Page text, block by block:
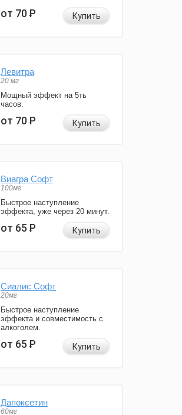
от 70Р Купить
Левитра
20 мг
Мощный эффект на 5ть
часов.
от 70Р Купить
Виагра Софт
100мг
Быстрое наступление
эффекта, уже через 20 минут.
от 65Р Купить
Сиалис Софт
20мг
Быстрое наступление
эффекта и совместимость с
алкоголем.
от 65Р Купить
Дапоксетин
60мг